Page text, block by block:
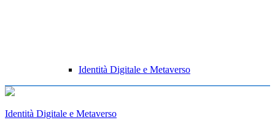
Identità Digitale e Metaverso
Identità Digitale e Metaverso